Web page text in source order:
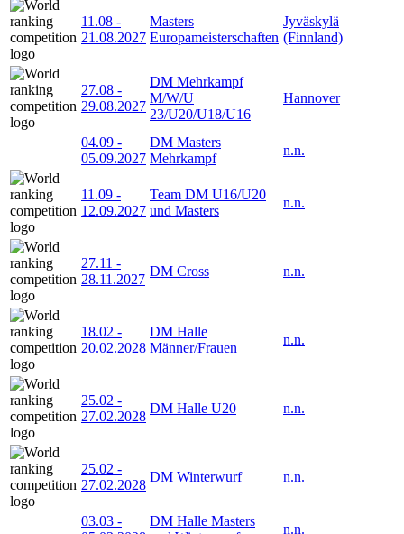
11.08 -
21.08.2027
Masters
Europameisterschaften
Jyväskylä
(Finnland)
27.08 -
29.08.2027
DM Mehrkampf
M/W/U
23/U20/U18/U16
Hannover
04.09 -
05.09.2027
DM Masters
Mehrkampf
n.n.
11.09 -
12.09.2027
Team DM U16/U20
und Masters
n.n.
27.11 -
28.11.2027
DM Cross n.n.
18.02 -
20.02.2028
DM Halle
Männer/Frauen
n.n.
25.02 -
27.02.2028
DM Halle U20 n.n.
25.02 -
27.02.2028
DM Winterwurf n.n.
03.03 -
DM Halle Masters
n.n.